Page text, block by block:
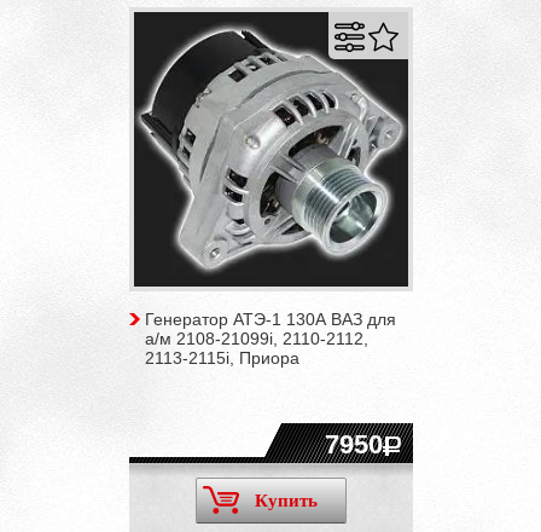
Генератор АТЭ-1 130А ВАЗ для
а/м 2108-21099i, 2110-2112,
2113-2115i, Приора
7950
Купить